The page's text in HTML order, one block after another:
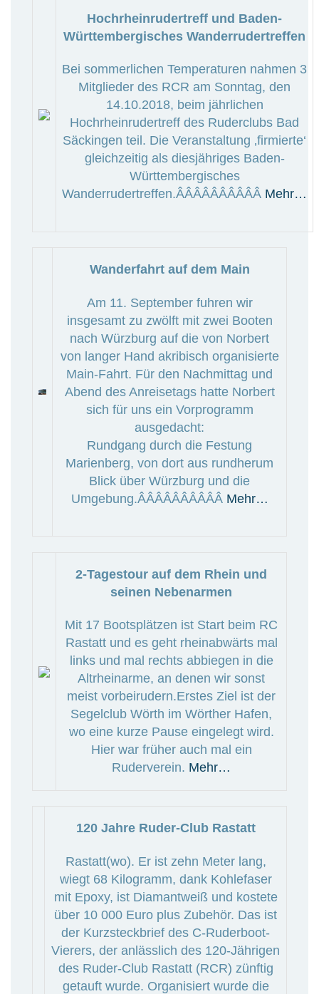
Hochrheinrudertreff und Baden-
Württembergisches Wanderrudertreffen
Bei sommerlichen Temperaturen nahmen 3
Mitglieder des RCR am Sonntag, den
14.10.2018, beim jährlichen
Hochrheinrudertreff des Ruderclubs Bad
Säckingen teil. Die Veranstaltung ‚firmierte‘
gleichzeitig als diesjähriges Baden-
Württembergisches
Wanderrudertreffen.ÂÂÂÂÂÂÂÂÂÂ Mehr…
Wanderfahrt auf dem Main
Am 11. September fuhren wir
insgesamt zu zwölft mit zwei Booten
nach Würzburg auf die von Norbert
von langer Hand akribisch organisierte
Main-Fahrt. Für den Nachmittag und
Abend des Anreisetags hatte Norbert
sich für uns ein Vorprogramm
ausgedacht:
Rundgang durch die Festung
Marienberg, von dort aus rundherum
Blick über Würzburg und die
Umgebung.ÂÂÂÂÂÂÂÂÂÂ Mehr…
2-Tagestour auf dem Rhein und
seinen Nebenarmen
Mit 17 Bootsplätzen ist Start beim RC
Rastatt und es geht rheinabwärts mal
links und mal rechts abbiegen in die
Altrheinarme, an denen wir sonst
meist vorbeirudern.Erstes Ziel ist der
Segelclub Wörth im Wörther Hafen,
wo eine kurze Pause eingelegt wird.
Hier war früher auch mal ein
Ruderverein. Mehr…
120 Jahre Ruder-Club Rastatt
Rastatt(wo). Er ist zehn Meter lang,
wiegt 68 Kilogramm, dank Kohlefaser
mit Epoxy, ist Diamantweiß und kostete
über 10 000 Euro plus Zubehör. Das ist
der Kurzsteckbrief des C-Ruderboot-
Vierers, der anlässlich des 120-Jährigen
des Ruder-Club Rastatt (RCR) zünftig
getauft wurde. Organisiert wurde die